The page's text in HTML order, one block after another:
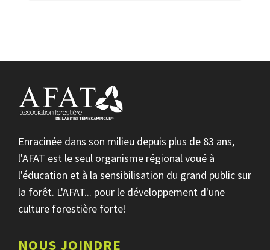
Enracinée dans son milieu depuis plus de 83 ans,
l'AFAT est le seul organisme régional voué à
l'éducation et à la sensibilisation du grand public sur
la forêt. L'AFAT... pour le développement d'une
culture forestière forte!
NOUS JOINDRE